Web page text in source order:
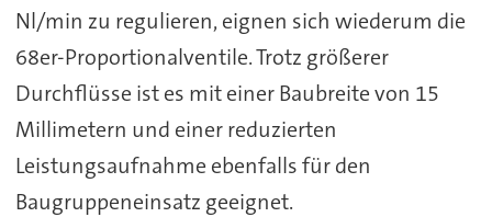
Nl/min zu regulieren, eignen sich wiederum die
68er-Proportionalventile. Trotz größerer
Durchflüsse ist es mit einer Baubreite von 15
Millimetern und einer reduzierten
Leistungsaufnahme ebenfalls für den
Baugruppeneinsatz geeignet.